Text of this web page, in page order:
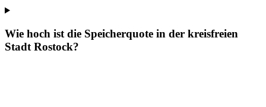
Wie hoch ist die Speicherquote in der kreisfreien
Stadt Rostock?